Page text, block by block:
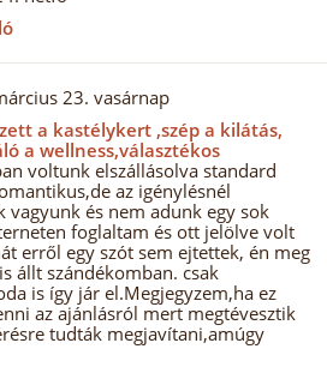
23. vasárnap
a kastélykert ,szép a kilátás,
a wellness,választékos
voltunk elszállásolva standard
az igénylésnél
vagyunk és nem adunk egy sok
foglaltam és ott jelölve volt
erről egy szót sem ejtettek, én meg
állt szándékomban. csak
is így jár el.Megjegyzem,ha ez
az ajánlásról mert megtévesztik
tudták megjavítani,amúgy